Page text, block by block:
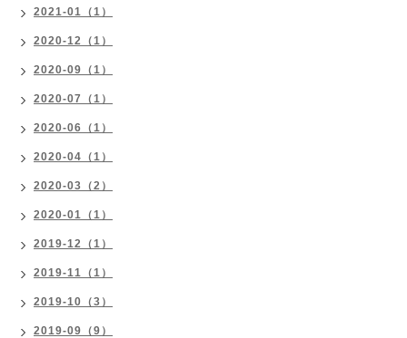
2021-01（1）
2020-12（1）
2020-09（1）
2020-07（1）
2020-06（1）
2020-04（1）
2020-03（2）
2020-01（1）
2019-12（1）
2019-11（1）
2019-10（3）
2019-09（9）